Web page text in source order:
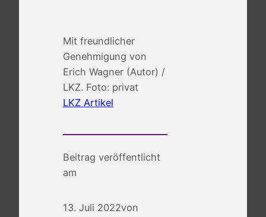
Mit freundlicher
Genehmigung von
Erich Wagner (Autor) /
LKZ. Foto: privat
LKZ Artikel
Beitrag veröffentlicht
am
13. Juli 2022von